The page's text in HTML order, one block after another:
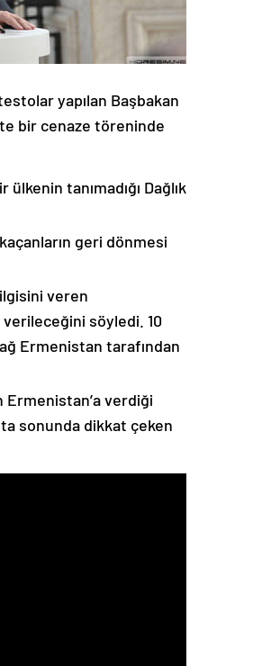
yapılan Başbakan
bir cenaze töreninde
tanımadığı Dağlık
geri dönmesi
veren
söyledi. 10
Ermenistan tarafından
Ermenistan’a verdiği
sonunda dikkat çeken